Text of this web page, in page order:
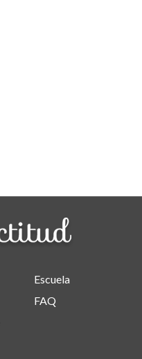
Escuela
FAQ